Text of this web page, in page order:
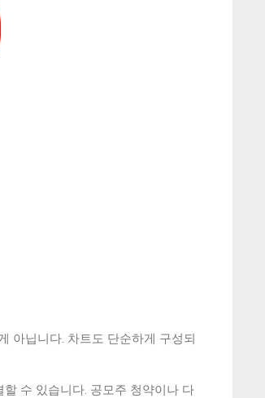
아닙니다. 차트도 단순하게 구성되
수 있습니다. 공모주 청약이나 다